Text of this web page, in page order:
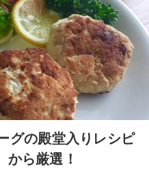
グの殿堂入りレシピ
ら厳選！